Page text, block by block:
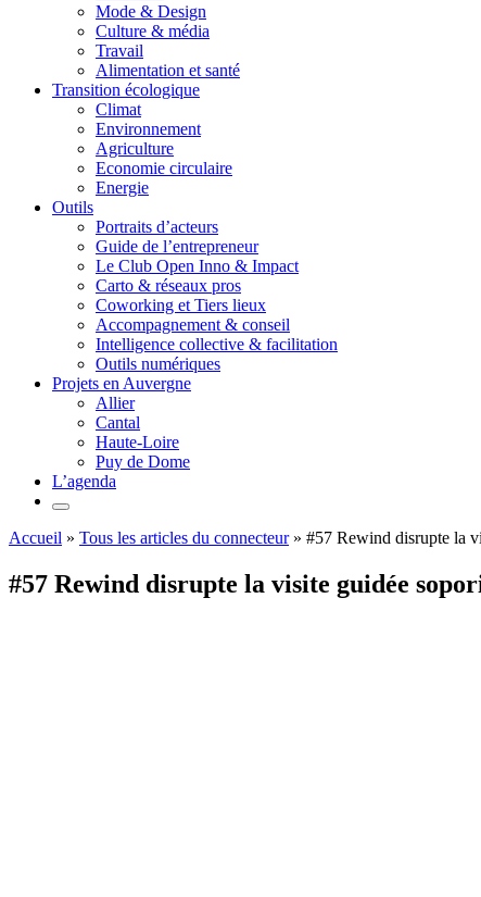
Mode & Design
Culture & média
Travail
Alimentation et santé
Transition écologique
Climat
Environnement
Agriculture
Economie circulaire
Energie
Outils
Portraits d’acteurs
Guide de l’entrepreneur
Le Club Open Inno & Impact
Carto & réseaux pros
Coworking et Tiers lieux
Accompagnement & conseil
Intelligence collective & facilitation
Outils numériques
Projets en Auvergne
Allier
Cantal
Haute-Loire
Puy de Dome
L’agenda
Accueil » Tous les articles du connecteur» #57 Rewind disrupte la
#57 Rewind disrupte la visite guidée